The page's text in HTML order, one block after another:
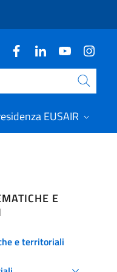
EUSAIR
E
e territoriali